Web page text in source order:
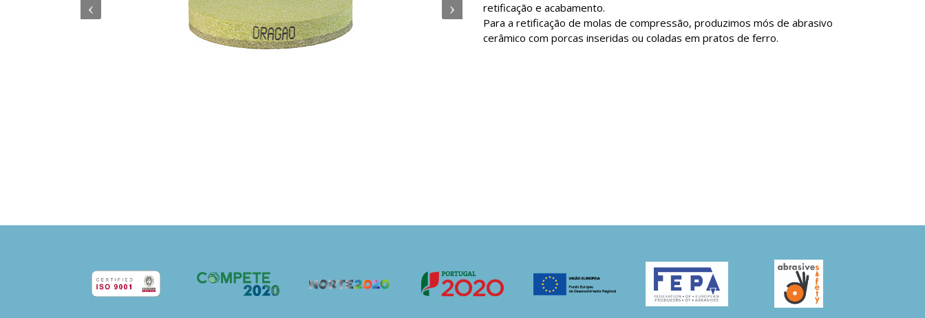
retificação e acabamento.
Para a retificação de molas de compressão, produzimos mós de abrasivo
cerâmico com porcas inseridas ou coladas em pratos de ferro.